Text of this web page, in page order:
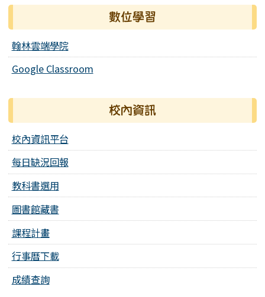
數位學習
翰林雲端學院
Google Classroom
校內資訊
校內資訊平台
每日缺況回報
教科書選用
圖書館藏書
課程計畫
行事曆下載
成績查詢